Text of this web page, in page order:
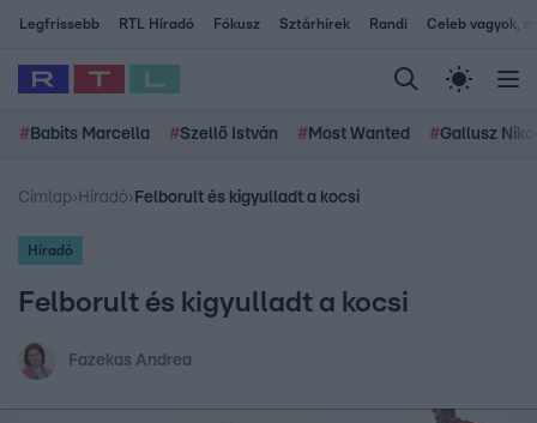
Legfrissebb RTL Híradó Fókusz Sztárhírek Randi Celeb vagyok,
# Babits Marcella #Szellő István # Most Wanted #Gallusz
Címlap› Híradó› Felborult és kigyulladt a kocsi
Híradó
Felborult és kigyulladt a kocsi
Fazekas Andrea